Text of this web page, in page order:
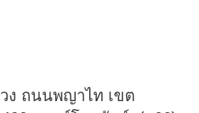
ง ถนนพญาไท เขต